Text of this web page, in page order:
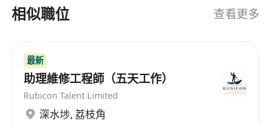
例如塑膠、電子、毛絨玩具和模型火車，而且擁有
自己的模具工廠和研發團隊，致力於生產高品質的
達集團亦活躍於物業市場，經營包括寫字樓物業及
工業大廈的出租業務。公司房地產投資策略以提供
優質商業空間和穩定的租金收入為目標，為集團貢
獻穩定的營收來源。此外，集團還涉足證券投資，
通過多元化投資組合為集團帶來額外的資金流。開
相似職位 查看更多
最新
助理維修工程師（五天工作）
Rubicon Talent Limited
深水埗, 荔枝角